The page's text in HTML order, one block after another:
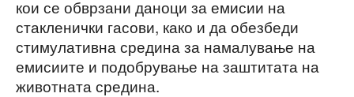
кои се обврзани даноци за емисии на
стакленички гасови, како и да обезбеди
стимулативна средина за намалување на
емисиите и подобрување на заштитата на
животната средина.